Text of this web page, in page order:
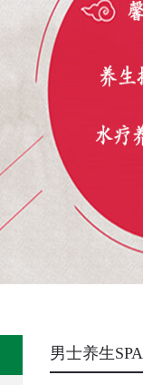
男士养生SPA